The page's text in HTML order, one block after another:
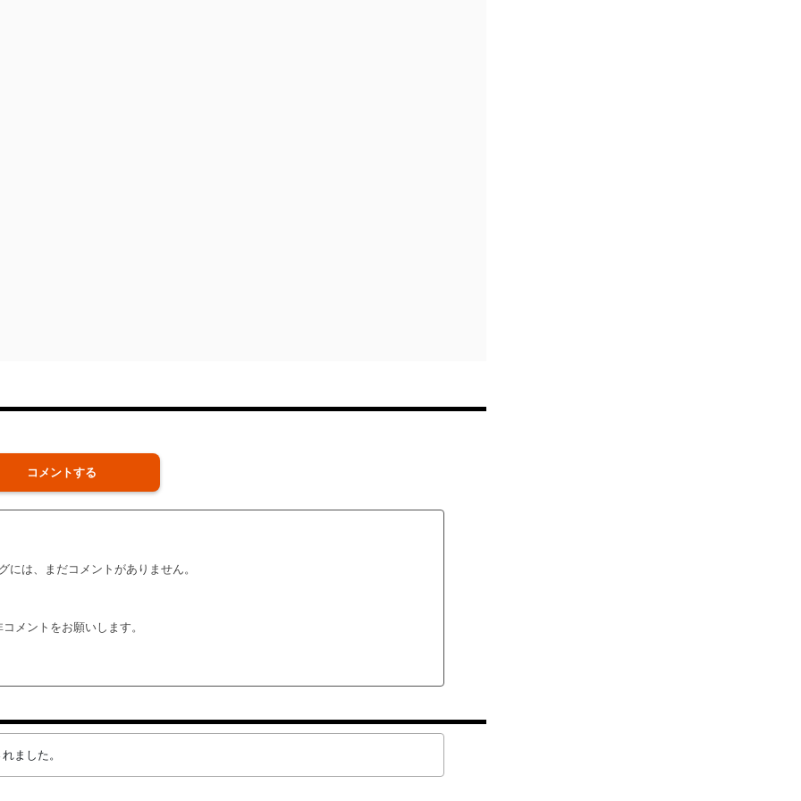
コメントする
には、まだコメントがありません。
コメントをお願いします。
ました。